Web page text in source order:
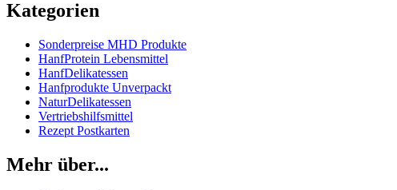
Kategorien
Sonderpreise MHD Produkte
HanfProtein Lebensmittel
HanfDelikatessen
Hanfprodukte Unverpackt
NaturDelikatessen
Vertriebshilfsmittel
Rezept Postkarten
Mehr über...